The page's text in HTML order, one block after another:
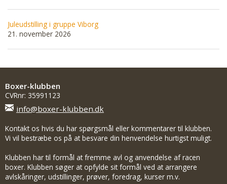
Juleudstilling i gruppe Viborg
21. november 2026
Boxer-klubben
CVRnr: 35991123
info@boxer-klubben.dk
Kontakt os hvis du har spørgsmål eller kommentarer til klubben.
Vi vil bestræbe os på at besvare din henvendelse hurtigst muligt.
Klubben har til formål at fremme avl og anvendelse af racen
boxer. Klubben søger at opfylde sit formål ved at arrangere
avlskåringer, udstillinger, prøver, foredrag, kurser m.v.